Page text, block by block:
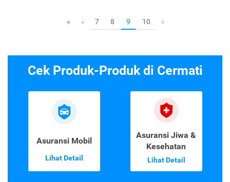
« ‹ 7 8 9 10 ›
Cek Produk-Produk di Cermati
Asuransi Mobil
Lihat Detail
Asuransi Jiwa &
Kesehatan
Lihat Detail